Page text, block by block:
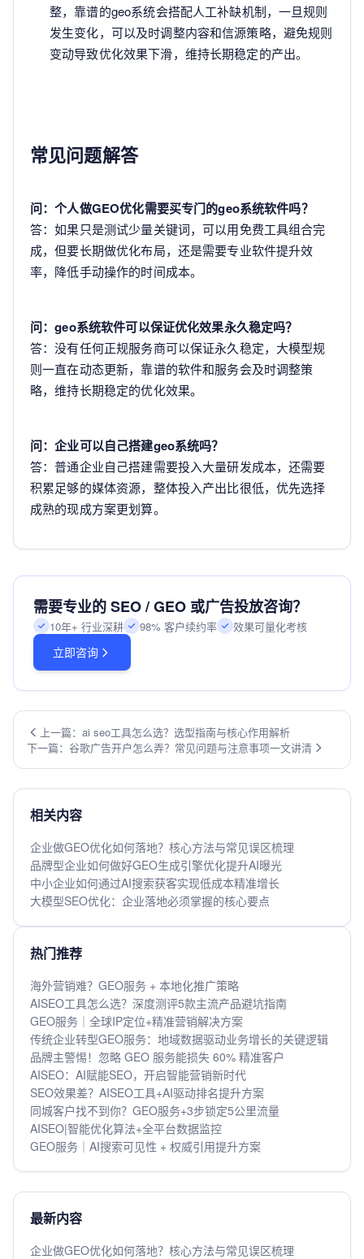
整，靠谱的geo系统会搭配人工补缺机制，一旦规则
发生变化，可以及时调整内容和信源策略，避免规则
变动导致优化效果下滑，维持长期稳定的产出。
常见问题解答
问：个人做GEO优化需要买专门的geo系统软件吗？
答：如果只是测试少量关键词，可以用免费工具组合完
成，但要长期做优化布局，还是需要专业软件提升效
率，降低手动操作的时间成本。
问：geo系统软件可以保证优化效果永久稳定吗？
答：没有任何正规服务商可以保证永久稳定，大模型规
则一直在动态更新，靠谱的软件和服务会及时调整策
略，维持长期稳定的优化效果。
问：企业可以自己搭建geo系统吗？
答：普通企业自己搭建需要投入大量研发成本，还需要
积累足够的媒体资源，整体投入产出比很低，优先选择
成熟的现成方案更划算。
需要专业的 SEO / GEO 或广告投放咨询？
10年+ 行业深耕 98% 客户续约率 效果可量化考核
立即咨询
上一篇：ai seo工具怎么选？选型指南与核心作用解析
下一篇：谷歌广告开户怎么弄？常见问题与注意事项一文讲清
相关内容
企业做GEO优化如何落地？核心方法与常见误区梳理
品牌型企业如何做好GEO生成引擎优化提升AI曝光
中小企业如何通过AI搜索获客实现低成本精准增长
大模型SEO优化：企业落地必须掌握的核心要点
热门推荐
海外营销难？GEO服务 + 本地化推广策略
AISEO工具怎么选？深度测评5款主流产品避坑指南
GEO服务｜全球IP定位+精准营销解决方案
传统企业转型GEO服务：地域数据驱动业务增长的关键逻辑
品牌主警惕！忽略 GEO 服务能损失 60% 精准客户
AISEO：AI赋能SEO，开启智能营销新时代
SEO效果差？AISEO工具+AI驱动排名提升方案
同城客户找不到你？GEO服务+3步锁定5公里流量
AISEO|智能优化算法+全平台数据监控
GEO服务｜AI搜索可见性 + 权威引用提升方案
最新内容
企业做GEO优化如何落地？核心方法与常见误区梳理